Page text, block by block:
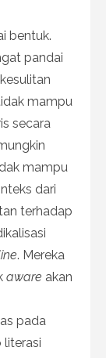
bentuk.
pandai
mampu
secara
mampu
dari
terhadap
. Mereka
aware akan
pada
literasi